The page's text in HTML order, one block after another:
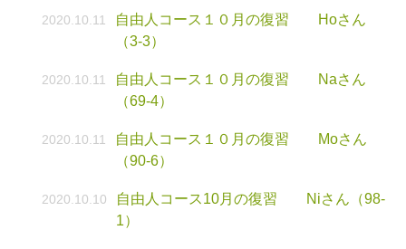
2020.10.11
自由人コース１０月の復習 Hoさん
（3-3）
2020.10.11
自由人コース１０月の復習 Naさん
（69-4）
2020.10.11
自由人コース１０月の復習 Moさん
（90-6）
2020.10.10
自由人コース10月の復習 Niさん（98-
1）